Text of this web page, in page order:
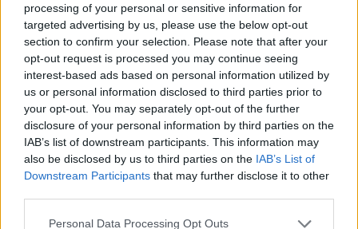
processing of your personal or sensitive information for
targeted advertising by us, please use the below opt-out
section to confirm your selection. Please note that after your
opt-out request is processed you may continue seeing
interest-based ads based on personal information utilized by
us or personal information disclosed to third parties prior to
your opt-out. You may separately opt-out of the further
disclosure of your personal information by third parties on the
IAB’s list of downstream participants. This information may
also be disclosed by us to third parties on the IAB’s List of
Downstream Participants that may further disclose it to other
Please note that this website/app uses one or more Google
Personal Data Processing Opt Outs
Червонокачанна капуста чудово допомагає в
боротьбі з раком. Вона багата на сульфорафан та
антоціани, які захищають наш організм.
Дослідження показують, що вживання великої
кількості хрестоцвітих овочів, таких як
червонокачанна капуста, може знизити ризик
розвитку колоректального раку на 18%.
Ці сполуки допомагають зупинити ріст ракових
клітин і виводити шкідливі речовини.
Додавання червонокачанної капусти до ваших
страв може покращити їх стан і допомогти вам
залишатися здоровими. Це смачний спосіб